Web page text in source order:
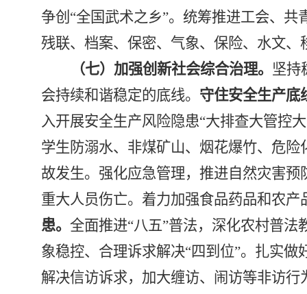
争创 “全国武术之乡”。统筹推进工会、共
残联、档案、保密、气象、保险、水文
（七）加强创新社会综合治理。 坚持
会持续和谐稳定的底线。 守住安全生产底
入开展安全生产风险隐患“大排查大管控
学生防溺水、非煤矿山、烟花爆竹、危
故发生。强化应急管理，推进自然灾害
重大人员伤亡。着力加强食品药品和农
患。 全面推进“八五”普法，深化农村普法
象稳控、合理诉求解决“四到位”。扎实做
解决信访诉求，加大缠访、闹访等非访